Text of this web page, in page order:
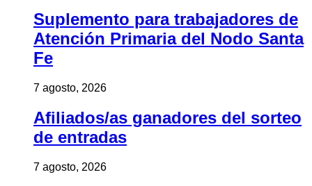
Suplemento para trabajadores de
Atención Primaria del Nodo Santa
Fe
7 agosto, 2026
Afiliados/as ganadores del sorteo
de entradas
7 agosto, 2026